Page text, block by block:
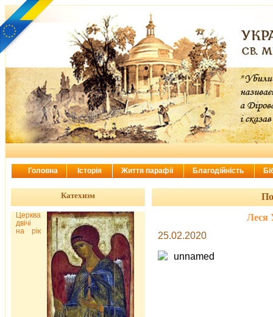
Леся
25.02.2020
Катехизм
Церква
двічі
на рік
Головна Історія Життя парафії Благодійність